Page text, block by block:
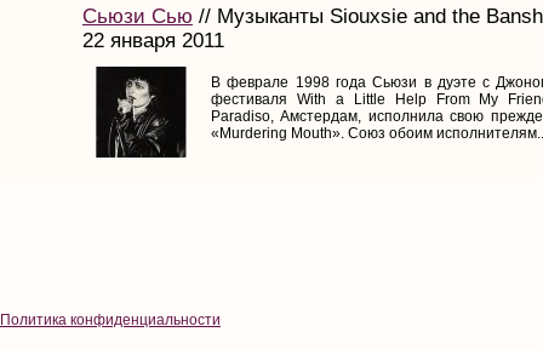
Сьюзи Сью // Музыканты Siouxsie and the
22 января 2011
В феврале 1998 года Сьюзи в дуэте с
фестиваля With a Little Help From My
Paradiso, Амстердам, исполнила свою
«Murdering Mouth». Союз обоим
Политика конфиденциальности